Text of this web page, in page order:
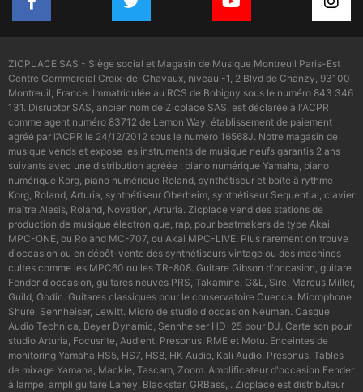
ZICPLACE SAS - Siège social et Magasin de Musique Montreuil Paris-Est :
Centre Commercial Croix-de-Chavaux, niveau -1, 2 Blvd de Chanzy, 93100
Montreuil, France. Immatriculée au RCS de Bobigny sous le numéro 843 346
131. Disruptor SAS, ancien nom de Zicplace SAS, est déclarée à l'ACPR
comme agent numéro 83712 de Lemon Way, établissement de paiement
agréé par l’ACPR le 24/12/2012 sous le numéro 16568J. Notre magasin de
musique vends et expose les instruments de musique neufs garantis 2 ans
suivants avec une distribution agréée : piano numérique Yamaha, piano
numérique Korg, piano numérique Roland, synthétiseur et boîte à rythme
Korg, Roland, Arturia, synthétiseur Oberheim, synthétiseur Sequential, clavier
maître Alesis, Roland, Novation, Arturia. Zicplace vend des stations de
production de musique électronique, rap, pour beatmakers de type Akai
MPC-ONE, ou Roland MC-707, ou Akai MPC-LIVE. Plus rarement on trouve
d'occasion ou en dépôt-vente des synthétiseurs vintage ou des machines
cultes comme les MPC60 ou les TR-808. Guitare Gibson d'occasion, guitare
Fender d'occasion, guitares neuves PRS, Takamine, G&L, Sire, Marcus Miller,
Guild, Godin. Guitares classiques pour le conservatoire Cuenca. Microphone
Shure, Sennheiser, Lewitt. Micro de studio d'occasion Neuman. Casque
Audio Technica, Beyer Dynamic, Sennheiser HD-25 pour DJ. Carte son pour
studio Arturia, Focusrite, Audient, Presonus, RME et Motu. Enceintes de
monitoring Yamaha HS5, HS7, HS8, HK Audio, Kali Audio, Presonus. Tables
de mixage Yamaha, Mackie, Tascam, Zoom. Amplificateur d'occasion Fender
à lampe, ampli guitare Laney, Blackstar, GRBass, . Zicplace est distributeur